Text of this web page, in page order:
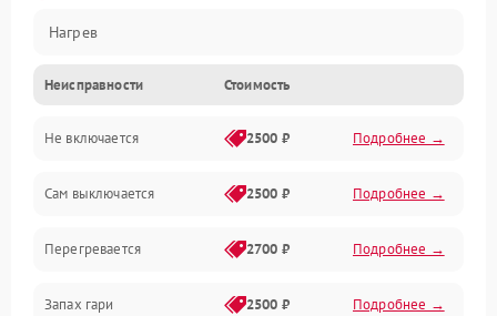
Нагрев
Неисправности Стоимость
Не включается 2500 ₽ Подробнее →
Сам выключается 2500 ₽ Подробнее →
Перегревается 2700 ₽ Подробнее →
Запах гари 2500 ₽ Подробнее →